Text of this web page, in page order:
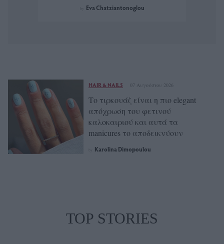
Eva Chatziantonoglou
HAIR & NAILS 07 Αυγούστου 2026
Το τιρκουάζ είναι η πιο elegant
απόχρωση του φετινού
καλοκαιριού και αυτά τα
manicures το αποδεικνύουν
Karolina Dimopoulou
TOP STORIES